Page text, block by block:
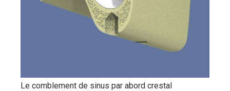
Le comblement de sinus par abord crestal